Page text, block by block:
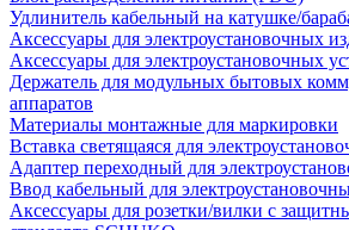
Удлинитель кабельный на катушке/
Аксессуары для электроустановочных
Аксессуары для электроустановочных
Держатель для модульных бытовых
аппаратов
Материалы монтажные для маркировки
Вставка светящаяся для
Адаптер переходный для
Ввод кабельный для
Аксессуары для розетки/вилки с